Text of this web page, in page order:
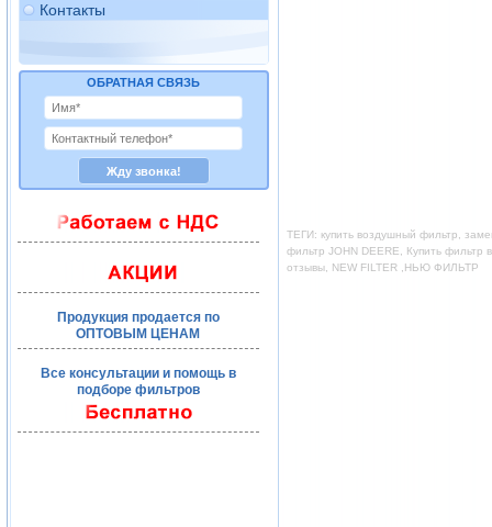
Контакты
ОБРАТНАЯ СВЯЗЬ
Продукция продается по
ОПТОВЫМ ЦЕНАМ
Все консультации и помощь в
подборе фильтров
ТЕГИ: купить воздушный фильтр,
фильтр JOHN DEERE, Купить фильтр
отзывы, NEW FILTER ,НЬЮ ФИЛЬТР